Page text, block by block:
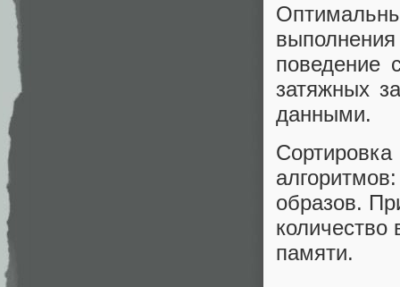
поведение
затяжных
данными.
образов.
памяти.